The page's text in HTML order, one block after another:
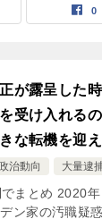
0
が露呈した
受け入れる
な転機を迎え
治動向 大量逮
まとめ 2020
ン家の汚職疑